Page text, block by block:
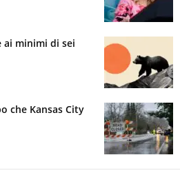
ai minimi di sei
che Kansas City